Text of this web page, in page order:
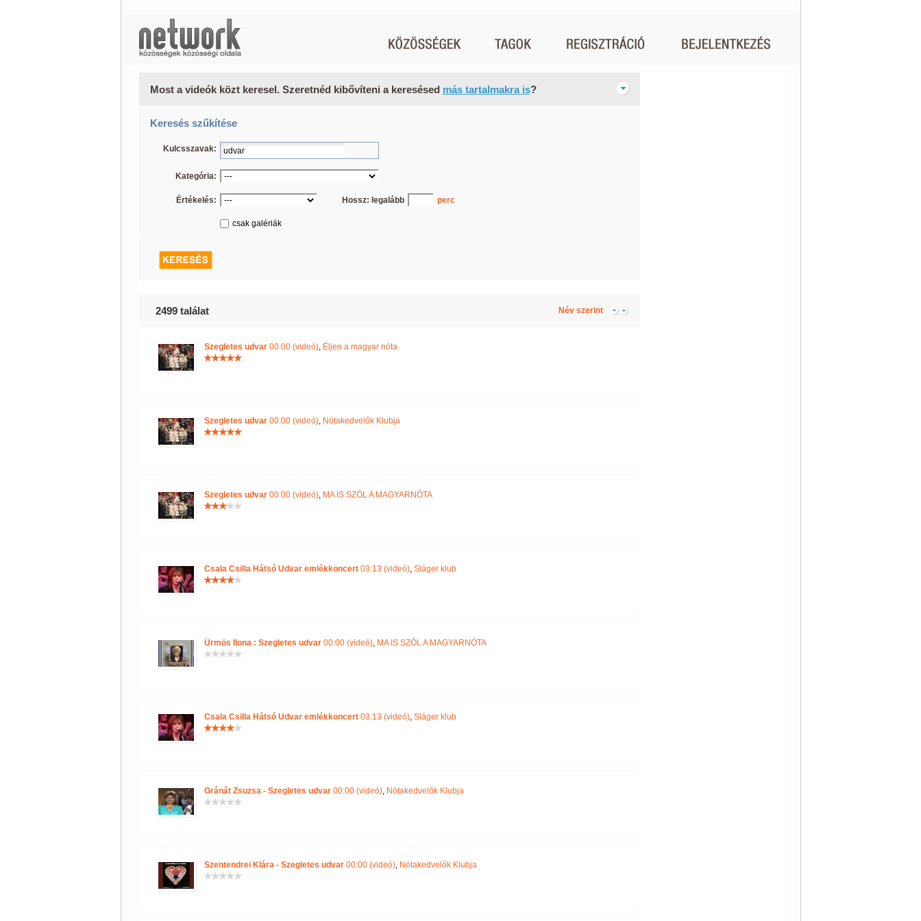
Most a videók közt keresel. Szeretnéd kibővíteni a keresésed más tartalmakra is?
Keresés szűkítése
Kulcsszavak:
Kategória:
Értékelés: Hossz: legalább perc
csak galériák
2499 találat Név szerint
Szegletes udvar00:00 (videó), Éljen a magyar nóta
Szegletes udvar00:00 (videó), Nótakedvelők Klubja
Szegletes udvar00:00 (videó), MA IS SZÓL A MAGYARNÓTA
Csala Csilla Hátsó Udvar emlékkoncert03:13 (videó), Sláger klub
Ürmös Ilona : Szegletes udvar00:00 (videó), MA IS SZÓL A MAGYARNÓTA
Csala Csilla Hátsó Udvar emlékkoncert03:13 (videó), Sláger klub
Gránát Zsuzsa - Szegletes udvar00:00 (videó), Nótakedvelők Klubja
Szentendrei Klára - Szegletes udvar00:00 (videó), Nótakedvelők Klubja